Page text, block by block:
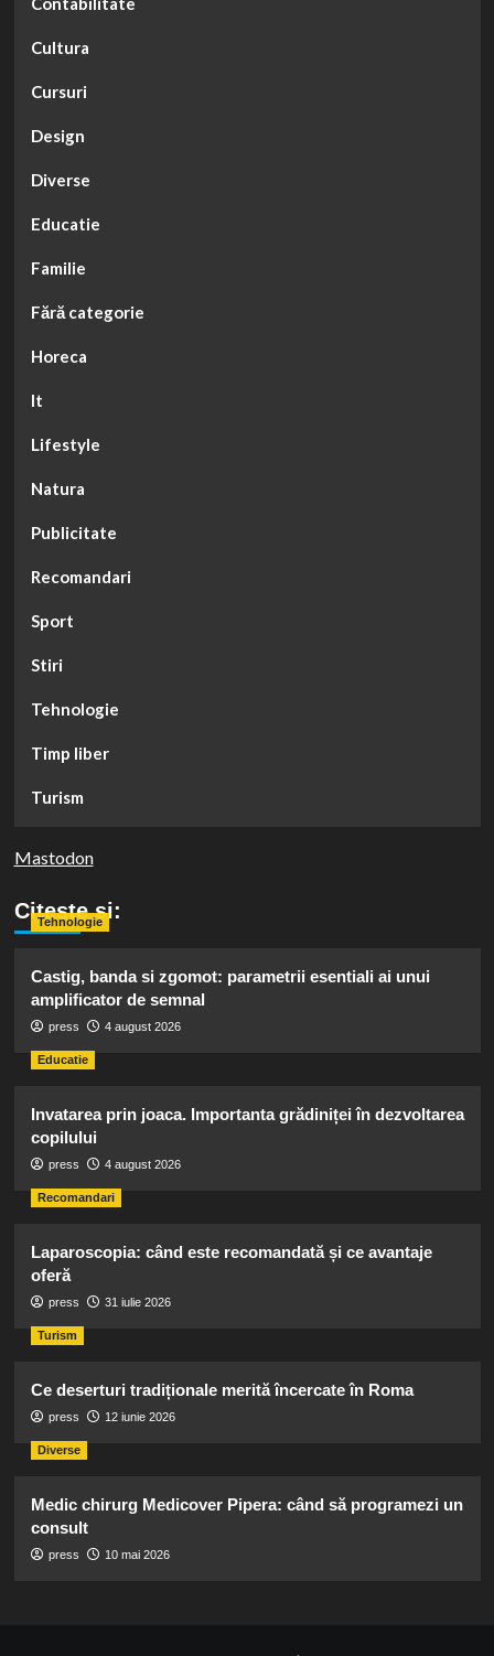
Cultura
Cursuri
Design
Diverse
Educatie
Familie
Fără categorie
Horeca
It
Lifestyle
Natura
Publicitate
Recomandari
Sport
Stiri
Tehnologie
Timp liber
Turism
Mastodon
Citeste si:
Tehnologie
Castig, banda si zgomot: parametrii esentiali ai unui
amplificator de semnal
press 4 august 2026
Educatie
Invatarea prin joaca. Importanta grădiniței în dezvoltarea
copilului
press 4 august 2026
Recomandari
Laparoscopia: când este recomandată și ce avantaje
oferă
press 31 iulie 2026
Turism
Ce deserturi tradiționale merită încercate în Roma
press 12 iunie 2026
Diverse
Medic chirurg Medicover Pipera: când să programezi un
consult
press 10 mai 2026